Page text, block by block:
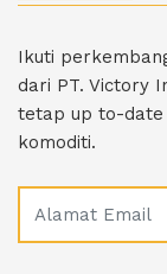
Ikuti
dari PT. Victory
tetap up to-date
komoditi.